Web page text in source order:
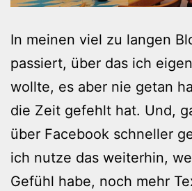
In meinen viel zu langen
passiert, über das ich
wollte, es aber nie getan
die Zeit gefehlt hat. Und,
über Facebook schneller
ich nutze das weiterhin,
Gefühl habe, noch mehr